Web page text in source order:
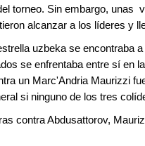
torneo. Sin embargo, unas
alcanzar a los líderes y
uzbeka se encontraba
se enfrentaba entre sí en
un Marc'Andria Maurizzi
si ninguno de los tres
contra Abdusattorov,